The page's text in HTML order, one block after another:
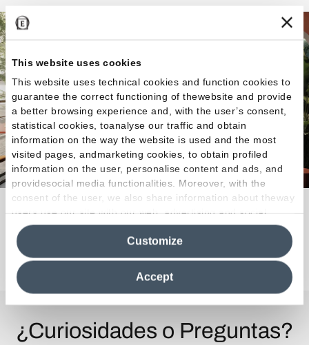
This website uses cookies
This website uses technical cookies and function cookies to
guarantee the correct functioning of thewebsite and provide
a better browsing experience and, with the user’s consent,
statistical cookies, toanalyse our traffic and obtain
information on the way the website is used and the most
visited pages, andmarketing cookies, to obtain profiled
information on the user, personalise content and ads, and
providesocial media functionalities. Moreover, with the
consent of the user, we also share information about theway
users use our site with our web, advertising and social
media analytics partners, who may combine itwith other
information in their possession. By closing this banner,
clicking on "Reject", it will be possible tocontinue browsing
the site after installing only technical cookies. For more
information see the
Cookie Policy
Accept
Customize
¿Curiosidades o Preguntas?